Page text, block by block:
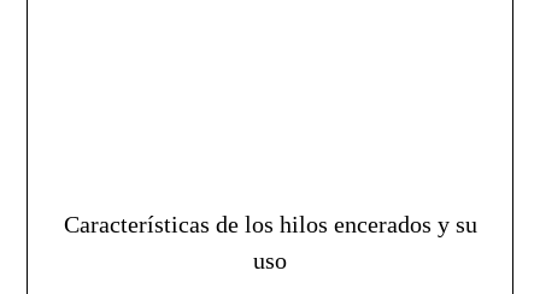
Características de los hilos encerados y su
uso